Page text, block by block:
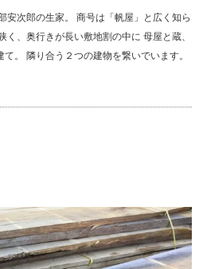
安次郎の生家。 商号は「帆屋」と広く知ら
、奥行きが長い敷地割の中に 母屋と蔵、
。 隣り合う２つの建物を繋いでいます。